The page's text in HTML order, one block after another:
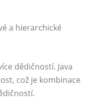
a hierarchické
dědičností. Java
což je kombinace